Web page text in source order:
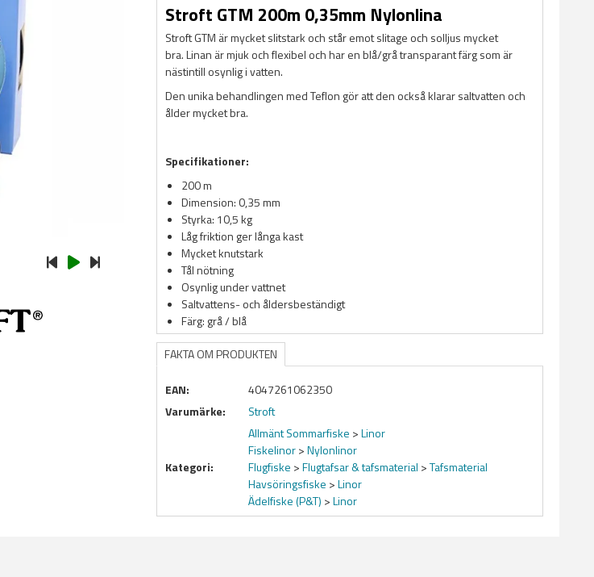
Stroft GTM 200m 0,35mm Nylonlina
Stroft GTM är mycket slitstark och står emot slitage och solljus mycket
bra. Linan är mjuk och flexibel och har en blå/grå transparant färg som är
nästintill osynlig i vatten.
Den unika behandlingen med Teflon gör att den också klarar saltvatten och
ålder mycket bra.
Specifikationer:
200 m
Dimension: 0,35 mm
Styrka: 10,5 kg
Låg friktion ger långa kast
Mycket knutstark
Tål nötning
Osynlig under vattnet
Saltvattens- och åldersbeständigt
Färg: grå / blå
FAKTA OM PRODUKTEN
EAN:
4047261062350
Varumärke:
Stroft
Kategori:
Allmänt Sommarfiske >Linor
Fiskelinor>Nylonlinor
Flugfiske >Flugtafsar & tafsmaterial >Tafsmaterial
Havsöringsfiske >Linor
Ädelfiske (P&T) >Linor